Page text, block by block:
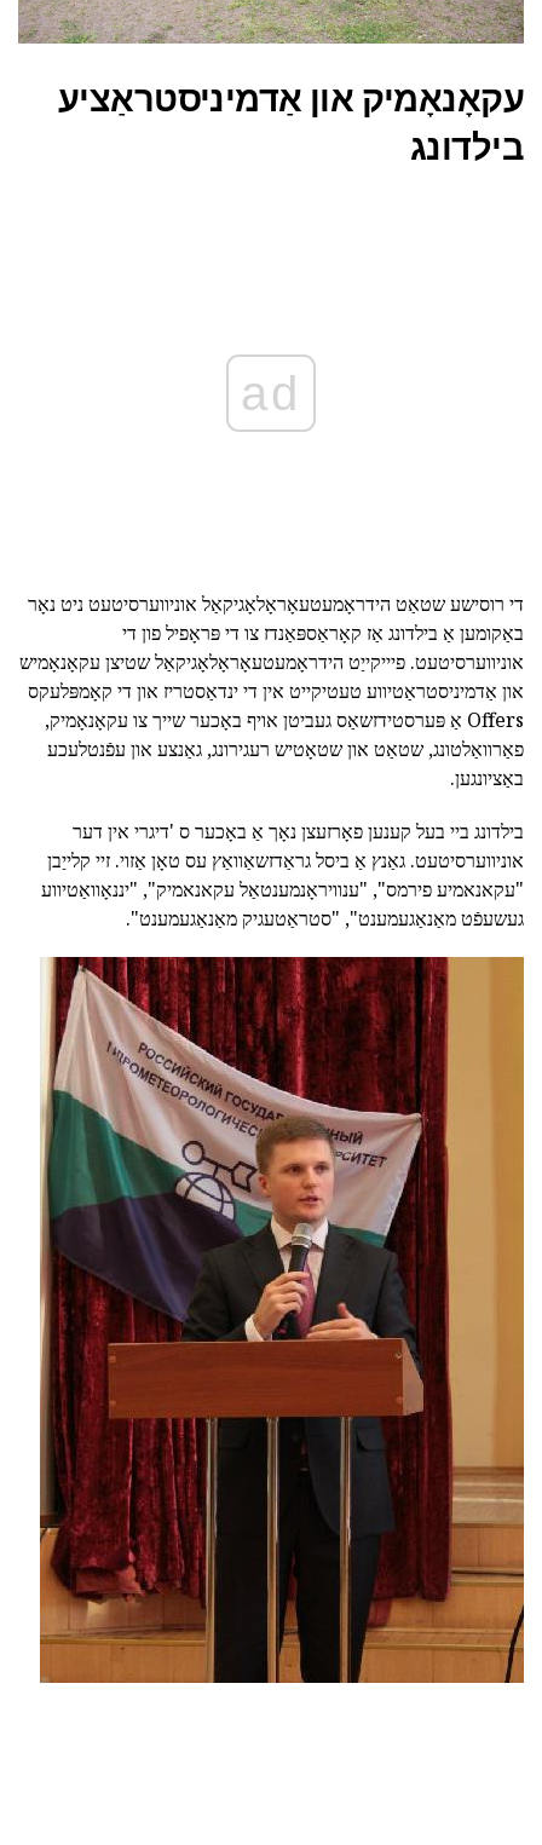
עקאָנאָמיק און אַדמיניסטראַציע
בילדונג
ad
די רוסישע שטאַט הידראָמעטעאָראָלאָגיקאַל אוניווערסיטעט ניט נאָר
באַקומען אַ בילדונג אַז קאָראַספּאַנדז צו די פּראָפיל פון די
אוניווערסיטעט. פיייקייַט הידראָמעטעאָראָלאָגיקאַל שטיצן עקאָנאָמיש
און אַדמיניסטראַטיווע טעטיקייט אין די ינדאַסטריז און די קאָמפּלעקס
Offers אַ פּערסטידזשאַס געביטן אויף באָכער שייך צו עקאָנאָמיק,
פאַרוואַלטונג, שטאַט און שטאָטיש רעגירונג, גאַנצע און עפֿנטלעכע
באַציונגען.
בילדונג ביי בעל קענען פאָרזעצן נאָך אַ באָכער ס 'דיגרי אין דער
אוניווערסיטעט. גאַנץ אַ ביסל גראַדזשאַוואַץ עס טאָן אַזוי. זיי קלייַבן
"עקאנאמיע פירמס", "ענוויראָנמענטאַל עקאנאמיק", "יננאָוואַטיווע
געשעפֿט מאַנאַגעמענט", "סטראַטעגיק מאַנאַגעמענט".